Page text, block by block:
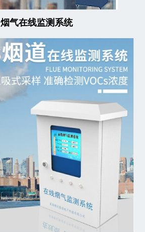
烟气在线监测系统